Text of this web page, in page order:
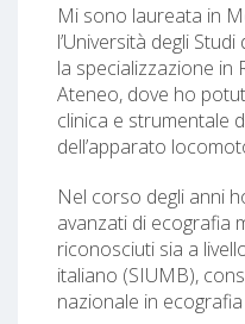
Mi sono laureata in
l’Università degli
la specializzazione in
Ateneo, dove ho
clinica e strumentale
dell’apparato
Nel corso degli anni
avanzati di ecografia
riconosciuti sia a
italiano (SIUMB),
nazionale in